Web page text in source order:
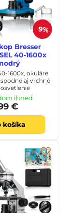
9%
Bresser
40-1600x
1600x, okuláre
spodné aj vrchné
osvetlenie
ihneď
€
košíka